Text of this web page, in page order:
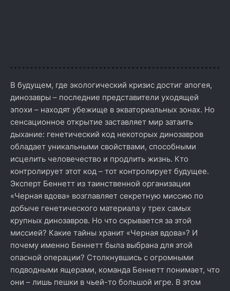
В будущем, где экологический кризис достиг апогея,
динозавры – последние представители уходящей
эпохи – находят убежище в экваториальных зонах. Но
сенсационное открытие заставляет мир затаить
дыхание: генетический код некоторых динозавров
обладает уникальными свойствами, способными
исцелить человечество и продлить жизнь. Кто
контролирует этот код – тот контролирует будущее.
Эксперт Беннетт из таинственной организации
«Черная вдова» возглавляет секретную миссию по
добыче генетического материала у трех самых
крупных динозавров. Но что скрывается за этой
миссией? Какие тайны хранит «Черная вдова»? И
почему именно Беннетт была выбрана для этой
опасной операции? Столкнувшись с огромными
подводными ящерами, команда Беннетт понимает, что
они – лишь пешки в чьей-то большой игре. В этом